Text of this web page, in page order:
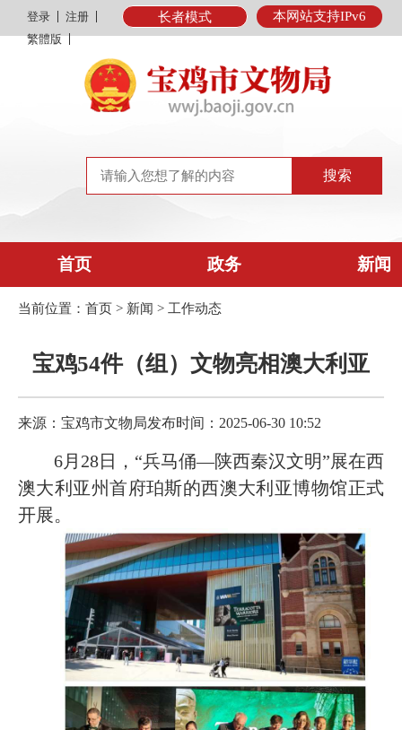
本网站支持IPv6
长者模式
登录
注册
繁體版
首页 政务 新闻
当前位置： 首页 > 新闻 > 工作动态
宝鸡54件（组）文物亮相澳大利亚
来源：宝鸡市文物局发布时间：2025-06-30 10:52
6月28日，“兵马俑—陕西秦汉文明”展在西
澳大利亚州首府珀斯的西澳大利亚博物馆正式
开展。